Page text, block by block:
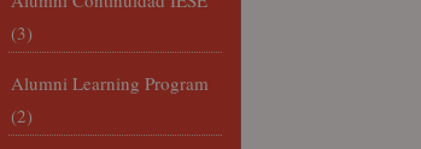
(3)
Alumni Learning Program
(2)